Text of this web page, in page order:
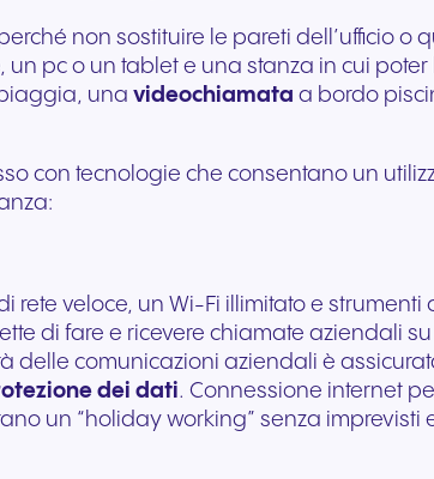
e servizi
ospiti.
per servizi pubblici
supporto ai cittadini.
non sostituire le pareti dell’ufficio
un pc o un tablet e una stanza in cui
una videochiamata a bordo
con tecnologie che consentano un
rete veloce, un Wi-Fi illimitato e
di fare e ricevere chiamate aziendali
delle comunicazioni aziendali è
dei dati. Connessione internet
un “holiday working” senza